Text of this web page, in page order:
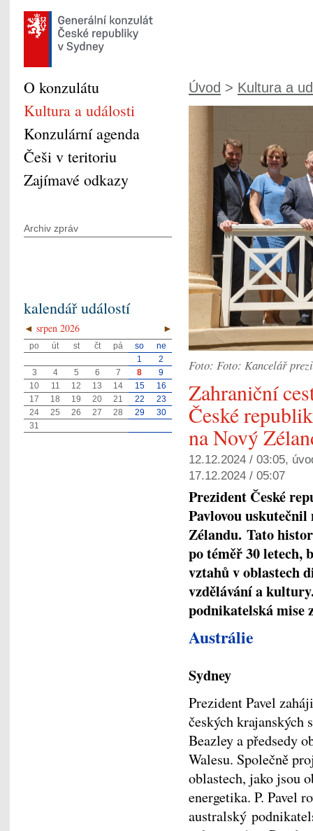
Úvod > Kultura a
Foto: Foto: Kancelář
Zahraniční
České
na Nový
12.12.2024 / 03:05,
17.12.2024 / 05:07
Prezident České
Pavlovou
Zélandu. Tato
po téměř 30 letech,
vztahů v oblastech
vzdělávání a
podnikatelská mise
Austrálie
Sydney
Prezident Pavel
českých krajanských
Beazley a předsedy
Walesu. Společně
oblastech, jako jsou
energetika. P. Pavel
australský
O konzulátu
Kultura a události
Konzulární agenda
Češi v teritoriu
Zajímavé odkazy
Archiv zpráv
kalendář událostí
◄ ►
srpen 2026
po út st čt pá so
ne
1
2
3
4 5 6 7 8
9
10
11 12 13 14 15
16
17
18 19 20 21 22
23
24
25 26 27 28 29
30
31